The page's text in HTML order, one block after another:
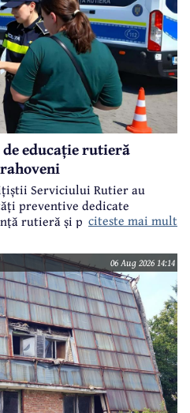
educație rutieră
Serviciului Rutier au
preventive dedicate
rutieră și promovării unui
citeste mai mult
06 Aug 2026 14:14